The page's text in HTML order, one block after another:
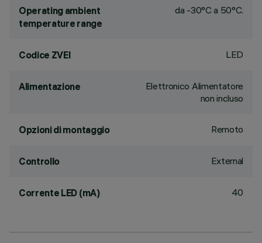
Operating ambient
temperature range
da -30°C a 50°C.
Codice ZVEI LED
Alimentazione
Elettronico Alimentatore
non incluso
Opzioni di montaggio Remoto
Controllo External
Corrente LED (mA) 40